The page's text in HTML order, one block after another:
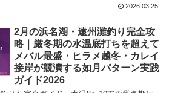
2026.03.25
2月の浜名湖・遠州灘釣り完全攻
略｜厳冬期の水温底打ちを超えて
メバル最盛・ヒラメ越冬・カレイ
接岸が競演する如月パターン実践
ガイド2026